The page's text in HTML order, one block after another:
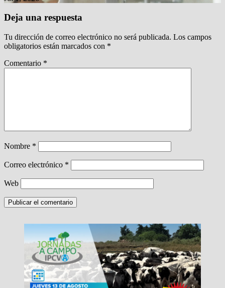
Deja una respuesta
Tu dirección de correo electrónico no será publicada. Los campos
obligatorios están marcados con *
Comentario *
Nombre *
Correo electrónico *
Web